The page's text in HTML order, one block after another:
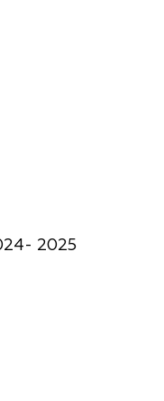
2025